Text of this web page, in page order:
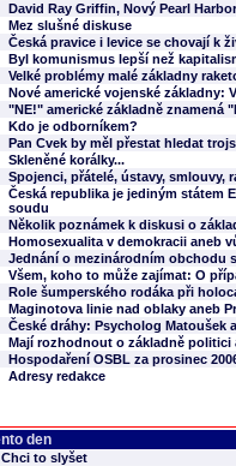
David Ray Griffin, Nový Pearl Harbor
Mez slušné diskuse
Česká pravice i levice se chovají k
Byl komunismus lepší než
Velké problémy malé základny
Nové americké vojenské základny:
"NE!" americké základně znamená
Kdo je odborníkem?
Pan Cvek by měl přestat hledat
Skleněné korálky...
Spojenci, přátelé, ústavy, smlouvy,
Česká republika je jediným státem
soudu
Několik poznámek k diskusi o
Homosexualita v demokracii aneb
Jednání o mezinárodním obchodu
Všem, koho to může zajímat: O
Role šumperského rodáka při
Maginotova linie nad oblaky aneb
České dráhy: Psycholog
Mají rozhodnout o základně politici
Hospodaření OSBL za prosinec
Adresy redakce
den
Chci to slyšet